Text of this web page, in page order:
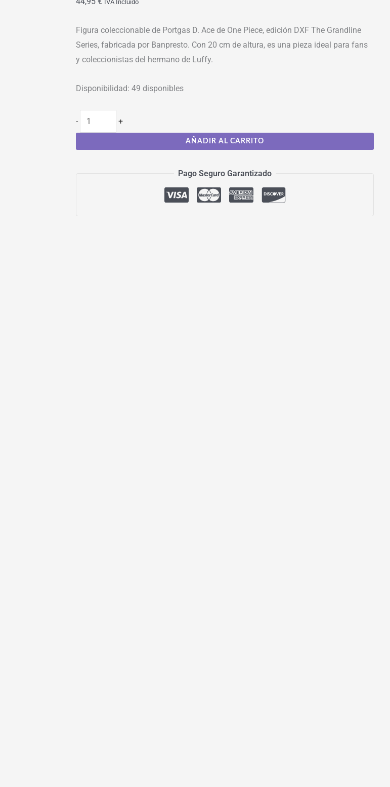
IVA Incluído
Figura coleccionable de Portgas D. Ace de One Piece, edición DXF The Grandline
Series, fabricada por Banpresto. Con 20 cm de altura, es una pieza ideal para fans
y coleccionistas del hermano de Luffy.
Disponibilidad: 49 disponibles
- +
AÑADIR AL CARRITO
Pago Seguro Garantizado